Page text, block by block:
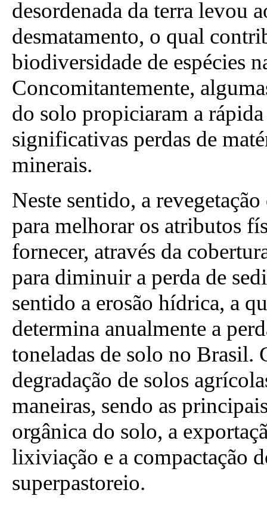
desordenada da terra levou
desmatamento, o qual
biodiversidade de espécies
Concomitantemente,
do solo propiciaram a
significativas perdas de
minerais.
Neste sentido, a
para melhorar os atributos
fornecer, através da
para diminuir a perda de
sentido a erosão hídrica, a
determina anualmente a
toneladas de solo no Brasil.
degradação de solos
maneiras, sendo as
orgânica do solo, a
lixiviação e a compactação
superpastoreio.